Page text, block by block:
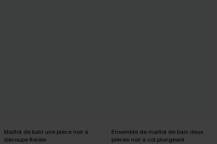
Maillot de bain une pièce noir à
découpe florale
Ensemble de maillot de bain deux
pièces noir à col plongeant